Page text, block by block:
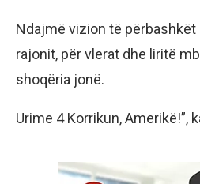
Ndajmë vizion të përbashkët
rajonit, për vlerat dhe liritë
shoqëria jonë.
Urime 4 Korrikun, Amerikë!”,